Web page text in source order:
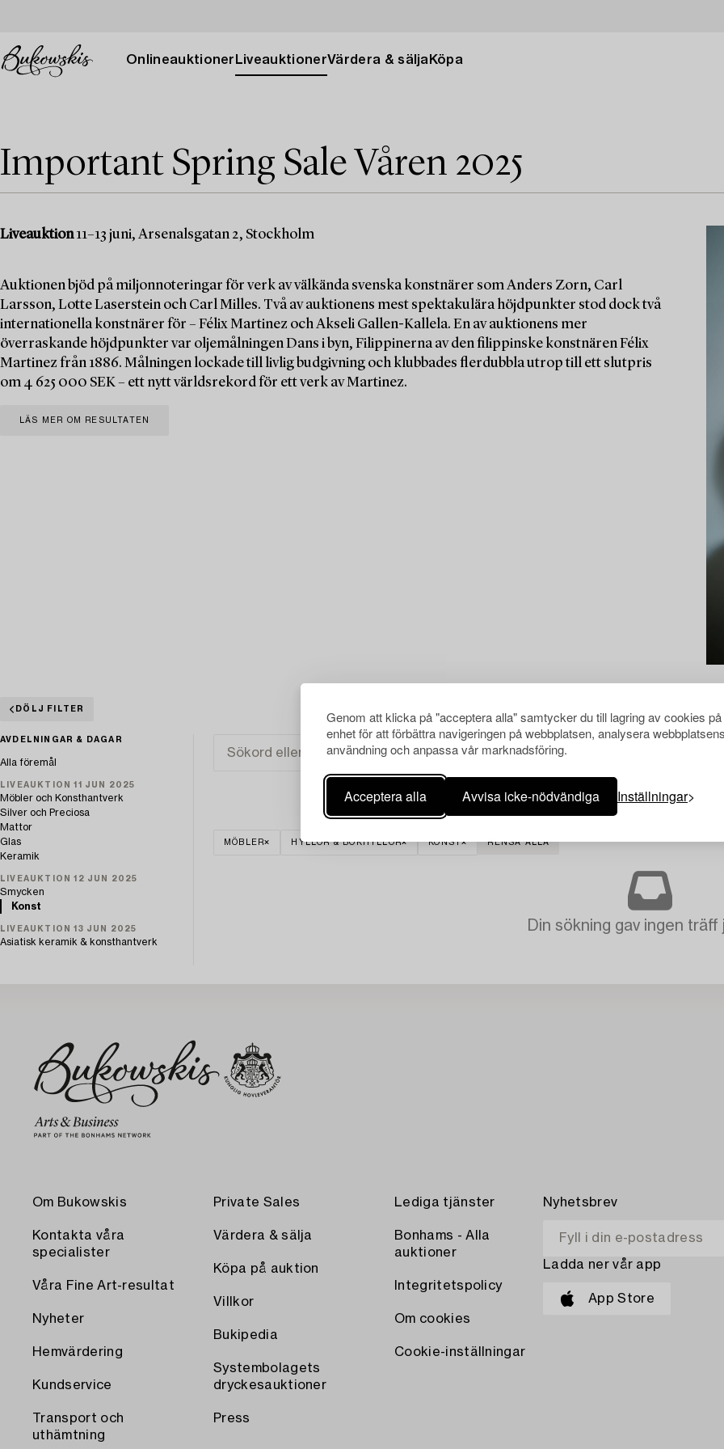
Genom att klicka på "acceptera alla" samtycker du till lagring av cookies
enhet för att förbättra navigeringen på webbplatsen, analysera
användning och anpassa vår marknadsföring.
Acceptera alla Avvisa icke-nödvändiga Inställningar
Onlineauktioner LiveauktionerVärdera & sälja Köpa
Important Spring Sale Våren 2025
Liveauktion11–13 juni, Arsenalsgatan 2, Stockholm
Auktionen bjöd på miljonnoteringar för verk av välkända svenska konstnärer som Anders Zorn, Carl
Larsson, Lotte Laserstein och Carl Milles. Två av auktionens mest spektakulära höjdpunkter stod dock två
internationella konstnärer för – Félix Martinez och Akseli Gallen-Kallela. En av auktionens mer
överraskande höjdpunkter var oljemålningen Dans i byn, Filippinerna av den filippinske konstnären Félix
Martinez från 1886. Målningen lockade till livlig budgivning och klubbades flerdubbla utrop till ett slutpris
om 4 625 000 SEK – ett nytt världsrekord för ett verk av Martinez.
LÄS MER OM RESULTATEN
DÖLJ FILTER
AVDELNINGAR & DAGAR
Alla föremål
LIVEAUKTION 11 JUN 2025
Möbler och Konsthantverk
Silver och Preciosa
Mattor
Glas
Keramik
LIVEAUKTION 12 JUN 2025
Smycken
Konst
LIVEAUKTION 13 JUN 2025
Asiatisk keramik & konsthantverk
MÖBLER HYLLOR & BOKHYLLOR KONST RENSA ALLA
Din sökning gav ingen träff
Om Bukowskis
Kontakta våra
specialister
Våra Fine Art-resultat
Nyheter
Hemvärdering
Kundservice
Transport och
uthämtning
Private Sales
Värdera & sälja
Köpa på auktion
Villkor
Bukipedia
Systembolagets
dryckesauktioner
Press
Lediga tjänster
Bonhams - Alla
auktioner
Integritetspolicy
Om cookies
Cookie-inställningar
Nyhetsbrev
Ladda ner vår app
App Store